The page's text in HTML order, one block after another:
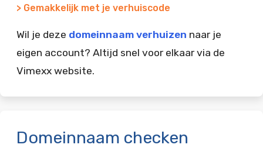
> Gemakkelijk met je verhuiscode
Wil je deze domeinnaam verhuizen naar je
eigen account? Altijd snel voor elkaar via de
Vimexx website.
Domeinnaam checken